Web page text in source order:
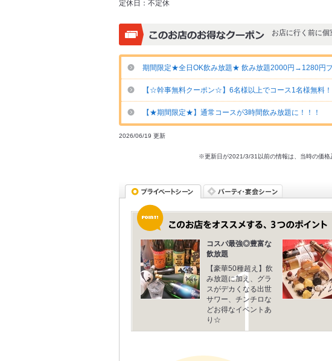
定休日： 不定休
お店に行く前に個
期間限定★全日OK飲み放題★ 飲み放題2000円→1280円
【☆幹事無料クーポン☆】6名様以上でコース1名様無料！
【★期間限定★】通常コースが3時間飲み放題に！！！
2026/06/19 更新
※更新日が2021/3/31以前の情報は、当時の価格
コスパ最強◎豊富な
飲放題
【豪華50種超え】飲
み放題に加え、グラ
スがデカくなる出世
サワー、チンチロな
どお得なイベントあ
り☆